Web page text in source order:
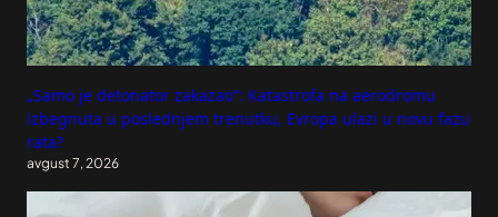
„Samo je detonator zakazao“: Katastrofa na aerodromu
izbegnuta u poslednjem trenutku, Evropa ulazi u novu fazu
rata?
avgust 7, 2026